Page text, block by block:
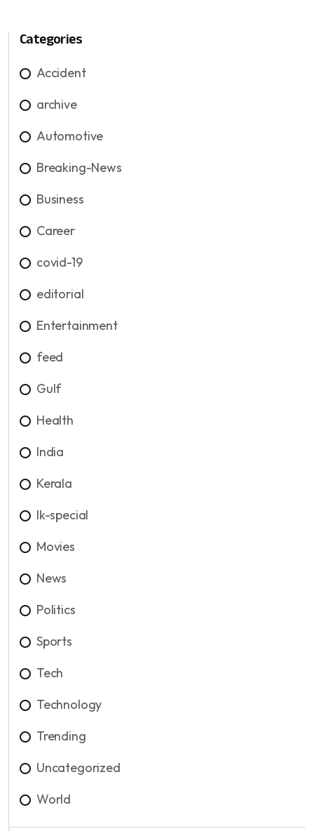
Categories
Accident
archive
Automotive
Breaking-News
Business
Career
covid-19
editorial
Entertainment
feed
Gulf
Health
India
Kerala
lk-special
Movies
News
Politics
Sports
Tech
Technology
Trending
Uncategorized
World